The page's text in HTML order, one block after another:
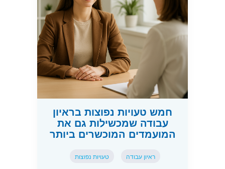
חמש טעויות נפוצות בראיון
עבודה שמכשילות גם את
המועמדים המוכשרים ביותר
ראיון עבודה טעויות נפוצות